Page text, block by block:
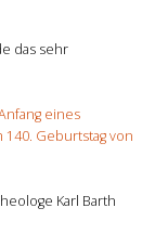
das sehr
eines
Geburtstag von
Karl Barth